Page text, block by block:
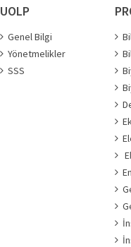
UOLP
Genel Bilgi
Yönetmelikler
SSS